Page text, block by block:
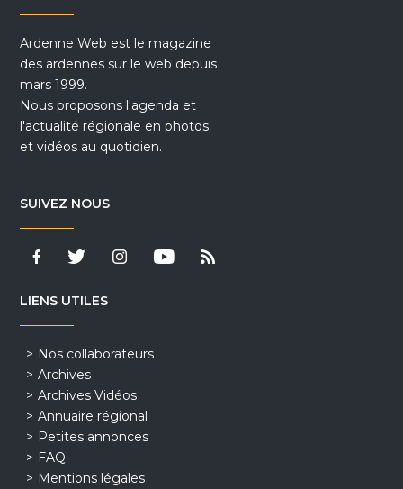
Ardenne Web est le magazine
des ardennes sur le web depuis
mars 1999.
Nous proposons l'agenda et
l'actualité régionale en photos
et vidéos au quotidien.
SUIVEZ NOUS
LIENS UTILES
Nos collaborateurs
Archives
Archives Vidéos
Annuaire régional
Petites annonces
FAQ
Mentions légales